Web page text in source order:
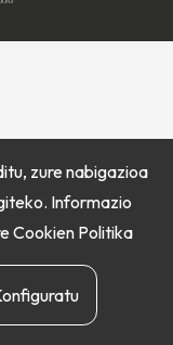
zure nabigazioa
Informazio
Cookien Politika